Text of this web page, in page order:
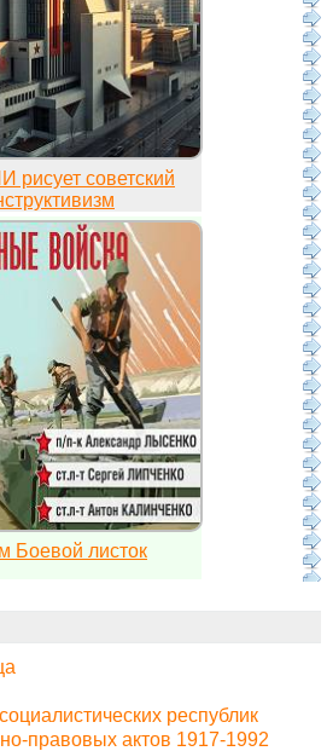
рисует советский
Боевой листок
республик
правовых актов 1917-1992